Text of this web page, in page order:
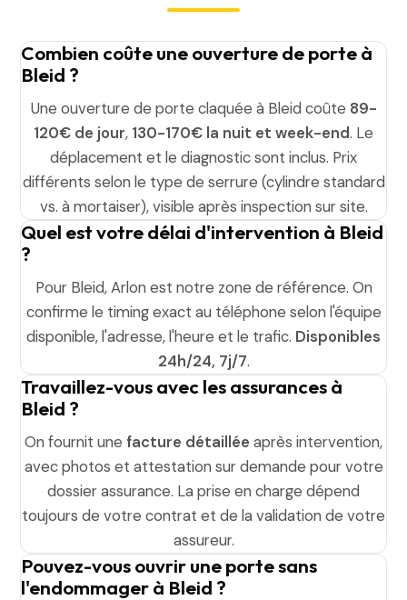
Combien coûte une ouverture de porte à
Bleid ?
Une ouverture de porte claquée à Bleid coûte 89-
120€ de jour, 130-170€ la nuit et week-end. Le
déplacement et le diagnostic sont inclus. Prix
différents selon le type de serrure (cylindre standard
vs. à mortaiser), visible après inspection sur site.
Quel est votre délai d'intervention à Bleid
?
Pour Bleid, Arlon est notre zone de référence. On
confirme le timing exact au téléphone selon l'équipe
disponible, l'adresse, l'heure et le trafic. Disponibles
24h/24, 7j/7.
Travaillez-vous avec les assurances à
Bleid ?
On fournit une facture détaillée après intervention,
avec photos et attestation sur demande pour votre
dossier assurance. La prise en charge dépend
toujours de votre contrat et de la validation de votre
assureur.
Pouvez-vous ouvrir une porte sans
l'endommager à Bleid ?